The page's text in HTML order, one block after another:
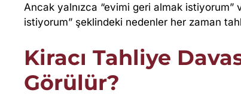
Ancak yalnızca “evimi geri almak
istiyorum” şeklindeki nedenler her zaman
Kiracı Tahliye
Görülür?